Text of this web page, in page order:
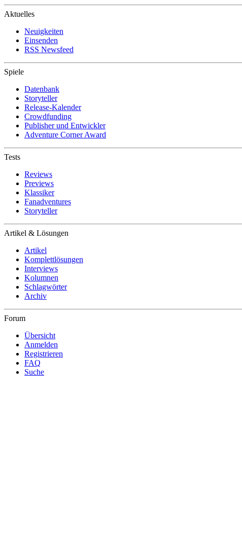
Aktuelles
Neuigkeiten
Einsenden
RSS Newsfeed
Spiele
Datenbank
Storyteller
Release-Kalender
Crowdfunding
Publisher und Entwickler
Adventure Corner Award
Tests
Reviews
Previews
Klassiker
Fanadventures
Storyteller
Artikel & Lösungen
Artikel
Komplettlösungen
Interviews
Kolumnen
Schlagwörter
Archiv
Forum
Übersicht
Anmelden
Registrieren
FAQ
Suche